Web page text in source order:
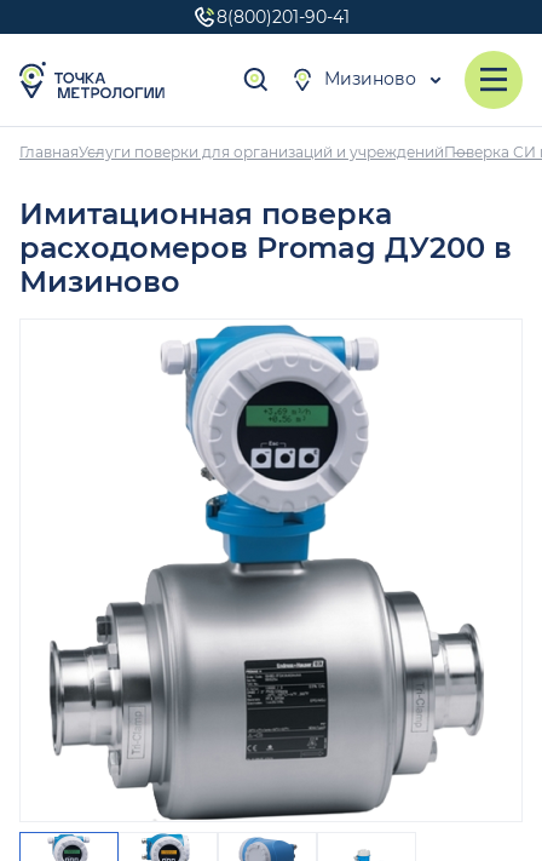
8(800)201-90-41
Мизиново
ГлавнаяУслуги поверки для организаций и учрежденийПоверка СИ
Имитационная поверка
расходомеров Promag ДУ200 в
Мизиново